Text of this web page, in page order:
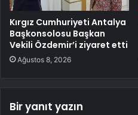
Kırgız Cumhuriyeti Antalya
Başkonsolosu Başkan
Vekili Özdemir’i ziyaret etti
Ağustos 8, 2026
Bir yanıt yazın